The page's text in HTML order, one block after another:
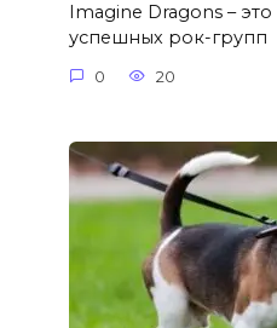
Imagine Dragons –
успешных рок-групп
0 20